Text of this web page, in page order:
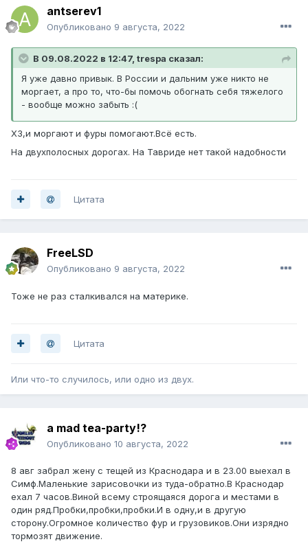
antserev1
Опубликовано 9 августа, 2022
В 09.08.2022 в 12:47, trespa сказал:
Я уже давно привык. В России и дальним уже никто не
моргает, а про то, что-бы помочь обогнать себя тяжелого
- вообще можно забыть :(
ХЗ,и моргают и фуры помогают.Всё есть.
На двухполосных дорогах. На Тавриде нет такой надобности
Цитата
FreeLSD
Опубликовано 9 августа, 2022
Тоже не раз сталкивался на материке.
Цитата
Или что-то случилось, или одно из двух.
a mad tea-party!?
Опубликовано 10 августа, 2022
8 авг забрал жену с тещей из Краснодара и в 23.00 выехал в
Симф.Маленькие зарисовочки из туда-обратно.В Краснодар
ехал 7 часов.Виной всему строящаяся дорога и местами в
один ряд.Пробки,пробки,пробки.И в одну,и в другую
сторону.Огромное количество фур и грузовиков.Они изрядно
тормозят движение.